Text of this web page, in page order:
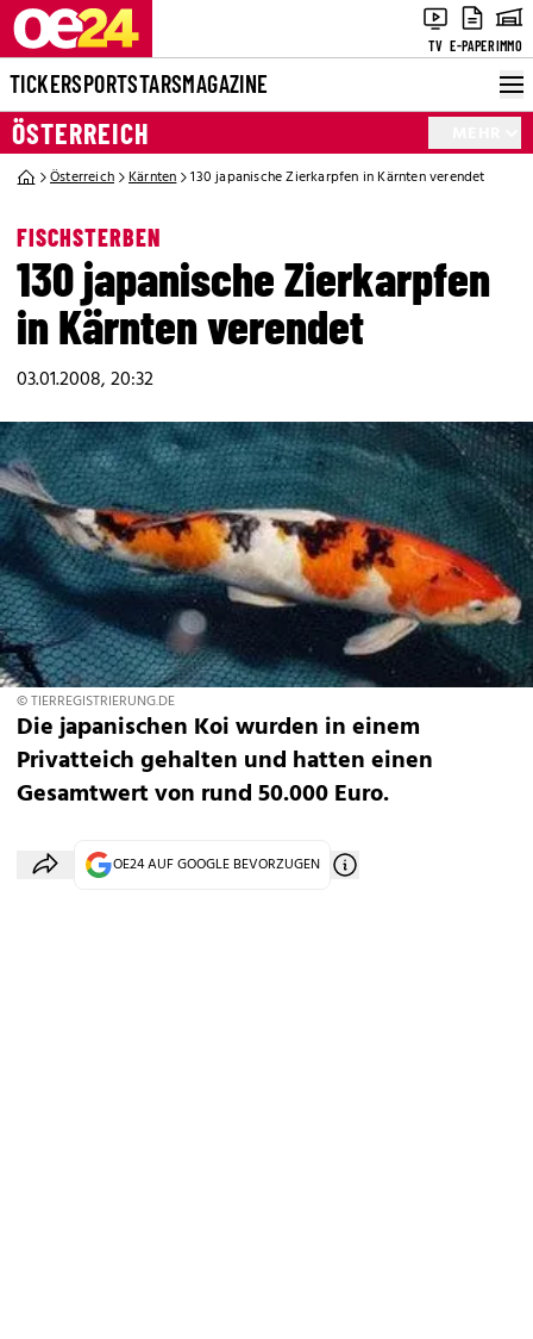
TV E-PAPERIMMO
TICKERSPORTSTARSMAGAZINE
ÖSTERREICH
Österreich Kärnten 130 japanische Zierkarpfen in Kärnten verendet
FISCHSTERBEN
130 japanische Zierkarpfen
in Kärnten verendet
03.01.2008, 20:32
© TIERREGISTRIERUNG.DE
Die japanischen Koi wurden in einem
Privatteich gehalten und hatten einen
Gesamtwert von rund 50.000 Euro.
OE24 AUF GOOGLE BEVORZUGEN